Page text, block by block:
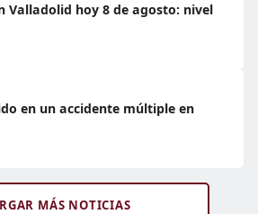
Valladolid hoy 8 de agosto: nivel
en un accidente múltiple en
MÁS NOTICIAS